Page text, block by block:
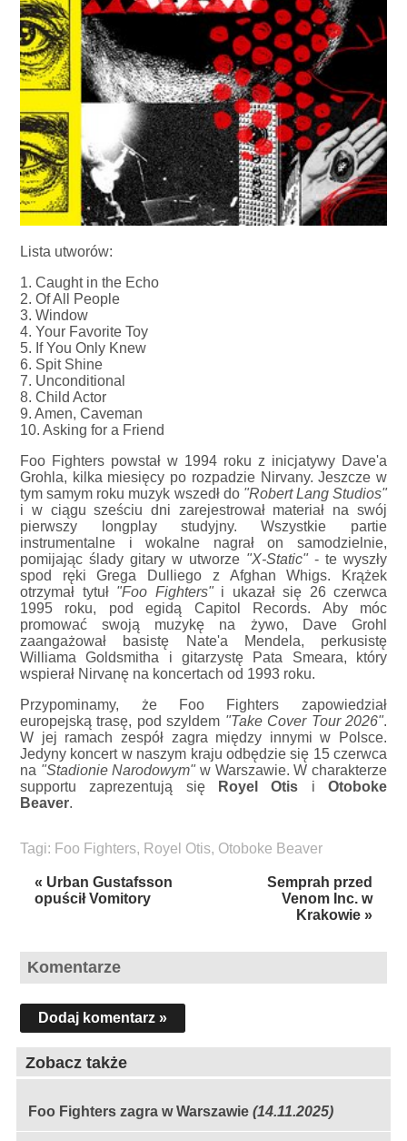
Lista utworów:
1. Caught in the Echo
2. Of All People
3. Window
4. Your Favorite Toy
5. If You Only Knew
6. Spit Shine
7. Unconditional
8. Child Actor
9. Amen, Caveman
10. Asking for a Friend
Foo Fighters powstał w 1994 roku z inicjatywy Dave'a
Grohla, kilka miesięcy po rozpadzie Nirvany. Jeszcze w
tym samym roku muzyk wszedł do"Robert Lang Studios"
i w ciągu sześciu dni zarejestrował materiał na swój
pierwszy longplay studyjny. Wszystkie partie
instrumentalne i wokalne nagrał on samodzielnie,
pomijając ślady gitary w utworze "X-Static" - te wyszły
spod ręki Grega Dulliego z Afghan Whigs. Krążek
otrzymał tytuł"Foo Fighters"i ukazał się 26 czerwca
1995 roku, pod egidą Capitol Records. Aby móc
promować swoją muzykę na żywo, Dave Grohl
zaangażował basistę Nate'a Mendela, perkusistę
Williama Goldsmitha i gitarzystę Pata Smeara, który
wspierał Nirvanę na koncertach od 1993 roku.
Przypominamy, że Foo Fighters zapowiedział
europejską trasę, pod szyldem "Take Cover Tour 2026".
W jej ramach zespół zagra między innymi w Polsce.
Jedyny koncert w naszym kraju odbędzie się 15 czerwca
na "Stadionie Narodowym" w Warszawie. W charakterze
supportu zaprezentują sięRoyel Otis i Otoboke
Beaver.
Tagi: Foo Fighters, Royel Otis, Otoboke Beaver
« Urban Gustafsson
opuścił Vomitory
Semprah przed
Venom Inc. w
Krakowie »
Komentarze
Dodaj komentarz »
Zobacz także
Foo Fighters zagra w Warszawie (14.11.2025)